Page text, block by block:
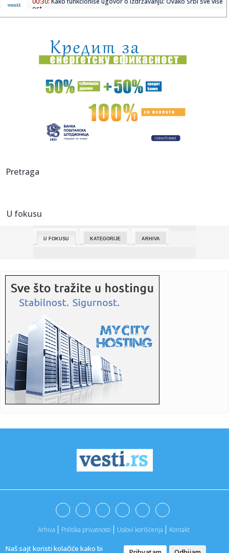
Naš sajt koristi kolačiće kako bi
ost...
00:21:Sportski objektiv RTV1/ 19.00
00:15:U avion nisu smeli nikakvi kineski proizvodi: Stroga odluka
ameri...
Dogodilo se na današnji datum, 16. maj
23:58:Vang Ji: Amerika razume stav Kine u vezi sa Tajvanom
fabrika ...
23:47:
23:36: PRODAJE SE IMOVINA VARTEX -a U VRANJU
23:32:Vremenska prognoza za vikend, 16. i 17. maj 2026.
23:31:MURINJO GOTOVO IZVESNO NOVI TRENER REALA: Španska
Marka piše, s...
23:19:Sprema im se dejt: Dve pande putuju u Ameriku, ali pre
puta moraj...
23:17:Liverpulu visi Liga šampiona! Aston Vila ispratila Redse sa
čet...
Cakić: Isključenje Zdravkovića je unapred pripremljeno
23:05:Oglasio se RTS nakon sramne izjave MIlana Bukvića u
Američki zvaničnici upozoravaju da bi kraj rata u Ukrajini
23:02:Idealna poza za muškarce sa manjim polnim organom
Pretraga
U fokusu
U FOKUSU KATEGORIJE ARHIVA
Arhiva Politika privatnosti Uslovi korišćenja Kontakt